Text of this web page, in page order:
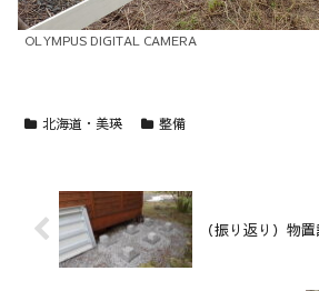
OLYMPUS DIGITAL CAMERA
北海道・美瑛 整備
（振り返り）物